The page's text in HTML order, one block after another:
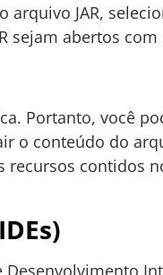
JAR,
sejam abertos com
Portanto, você
o conteúdo do
recursos contidos